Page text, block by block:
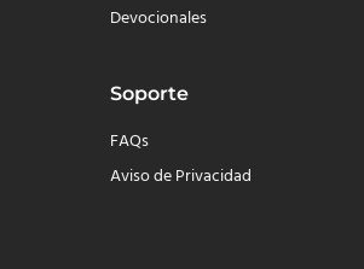
Devocionales
Soporte
FAQs
Aviso de Privacidad